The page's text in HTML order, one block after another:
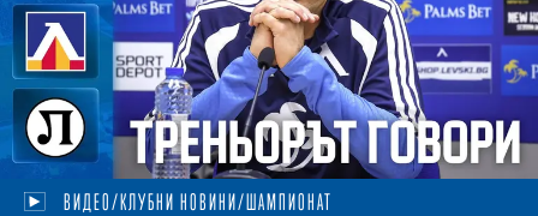
ВИДЕО/КЛУБНИ НОВИНИ/ШАМПИОНАТ